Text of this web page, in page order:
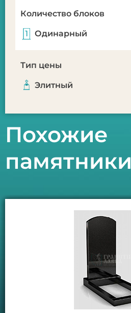
Количество блоков
Одинарный
Тип цены
Элитный
Похожие
памятники